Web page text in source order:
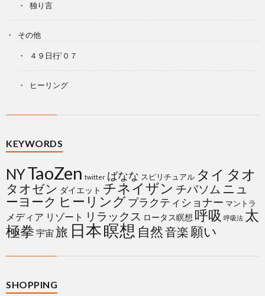
独り言
その他
４９日行’０７
ヒーリング
KEYWORDS
NYTaoZen twitter ばなな スピリチュアル タイ タオ
タオゼン ダイエット チネイザン チバソム ニュ
ーヨーク ヒーリングプラクティショナー マントラ
メディア リゾート リラックス ロータス瞑想 呼吸 呼吸法 太
極拳 宇宙 旅 日本瞑想 自然音楽 願い
SHOPPING